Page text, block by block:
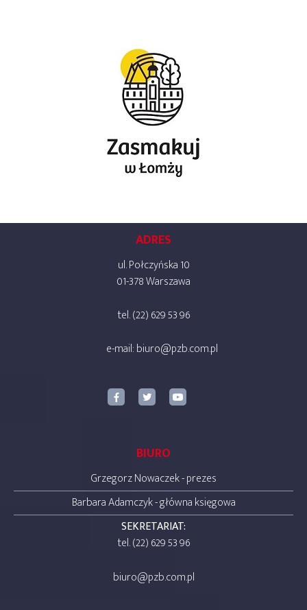
ADRES
ul. Połczyńska 10
01-378 Warszawa
tel. (22) 629 53 96
e-mail:biuro@pzb.com.pl
BIURO
Grzegorz Nowaczek - prezes
Barbara Adamczyk - główna księgowa
SEKRETARIAT:
tel. (22) 629 53 96
biuro@pzb.com.pl